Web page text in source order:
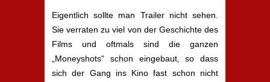
Eigentlich sollte man Trailer nicht sehen.
Sie verraten zu viel von der Geschichte des
Films und oftmals sind die ganzen
„Moneyshots“ schon eingebaut, so dass
sich der Gang ins Kino fast schon nicht